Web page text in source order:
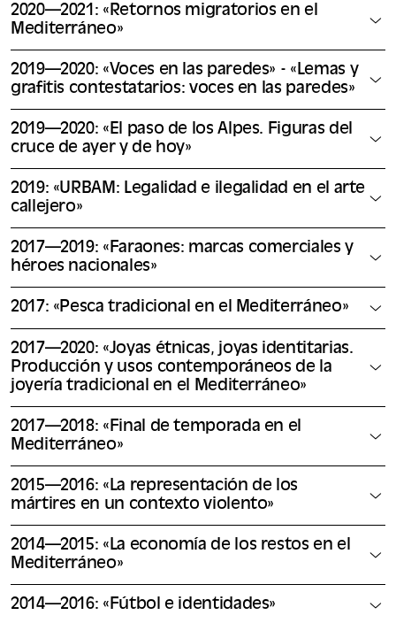
2020—2021: «Retornos migratorios en el
Mediterráneo»
2019—2020: «Voces en las paredes» - «Lemas y
grafitis contestatarios: voces en las paredes»
2019—2020: «El paso de los Alpes. Figuras del
cruce de ayer y de hoy»
2019: «URBAM: Legalidad e ilegalidad en el arte
callejero»
2017—2019: «Faraones: marcas comerciales y
héroes nacionales»
2017: «Pesca tradicional en el Mediterráneo»
2017—2020: «Joyas étnicas, joyas identitarias.
Producción y usos contemporáneos de la
joyería tradicional en el Mediterráneo»
2017—2018: «Final de temporada en el
Mediterráneo»
2015—2016: «La representación de los
mártires en un contexto violento»
2014—2015: «La economía de los restos en el
Mediterráneo»
2014—2016: «Fútbol e identidades»